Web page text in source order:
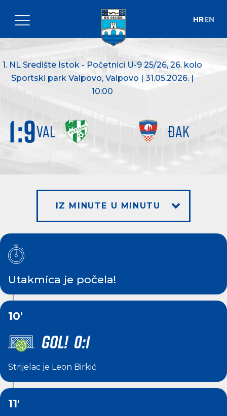
HREN
1. NL Središte Istok - Početnici U-9 25/26, 26. kolo
Sportski park Valpovo, Valpovo | 31.05.2026. |
10:00
VAL ĐAK
1:9
IZ MINUTE U MINUTU
Utakmica je počela!
10'
GOL! 0:1
Strijelac je Leon Birkić.
11'